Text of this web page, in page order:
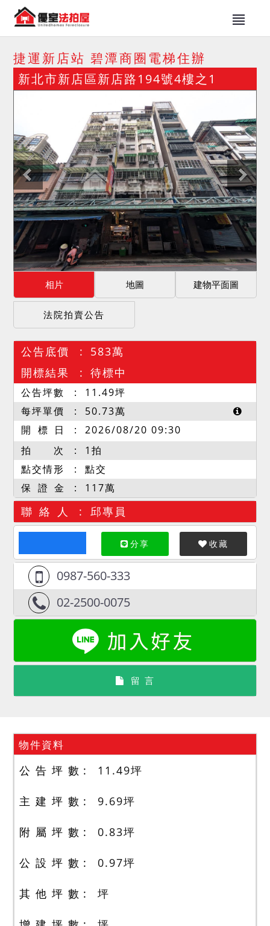
捷運新店站 碧潭商圈電梯住辦
新北市新店區新店路194號4樓之1
相片 地圖 建物平面圖
法院拍賣公告
公告底價
583萬
開標結果
待標中
公告坪數 11.49坪
每坪單價
50.73萬
開 標 日
2026/08/20 09:30
拍 次
1拍
點交情形
點交
保 證 金
117萬
聯 絡 人 邱專員
分享 收藏
0987-560-333
02-2500-0075
留 言
物件資料
公 告 坪 數 11.49坪
主 建 坪 數 9.69坪
附 屬 坪 數 0.83坪
公 設 坪 數 0.97坪
其 他 坪 數 坪